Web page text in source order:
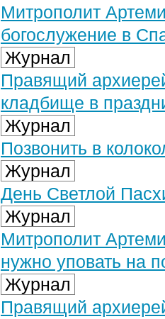
Митрополит
богослужение в
Журнал
Правящий
кладбище в
Журнал
Позвонить в
Журнал
День Светлой
Журнал
Митрополит
нужно уповать на
Журнал
Правящий